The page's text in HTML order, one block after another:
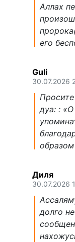
Аллах
его
Guli
30.07.2026
дуа: :
образом
Диля
30.07.2026
долго